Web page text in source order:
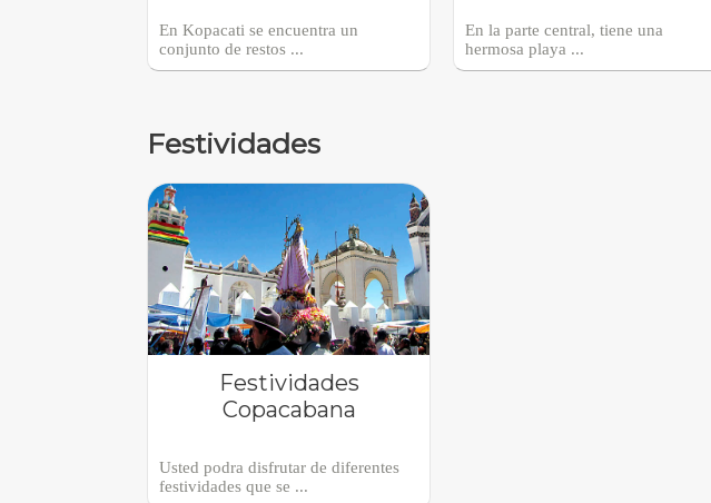
En Kopacati se encuentra un
conjunto de restos ...
En la parte central, tiene una
hermosa playa ...
Festividades
Festividades
Copacabana
Usted podra disfrutar de diferentes
festividades que se ...